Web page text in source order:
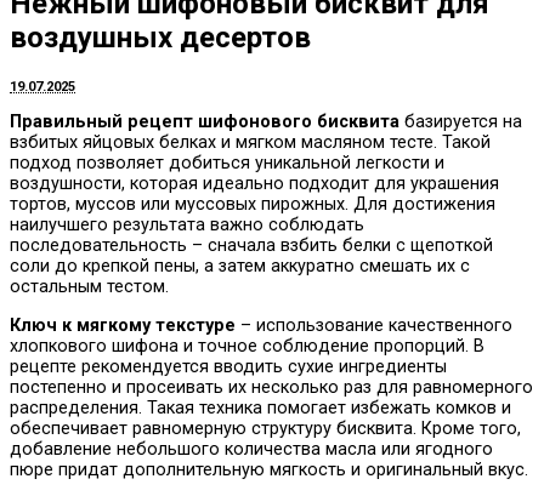
воздушных десертов
19.07.2025
Правильный рецепт шифонового бисквита базируется на
взбитых яйцовых белках и мягком масляном тесте. Такой
подход позволяет добиться уникальной легкости и
воздушности, которая идеально подходит для украшения
тортов, муссов или муссовых пирожных. Для достижения
наилучшего результата важно соблюдать
последовательность – сначала взбить белки с щепоткой
соли до крепкой пены, а затем аккуратно смешать их с
остальным тестом.
Ключ к мягкому текстуре – использование качественного
хлопкового шифона и точное соблюдение пропорций. В
рецепте рекомендуется вводить сухие ингредиенты
постепенно и просеивать их несколько раз для равномерного
распределения. Такая техника помогает избежать комков и
обеспечивает равномерную структуру бисквита. Кроме того,
добавление небольшого количества масла или ягодного
пюре придат дополнительную мягкость и оригинальный вкус.